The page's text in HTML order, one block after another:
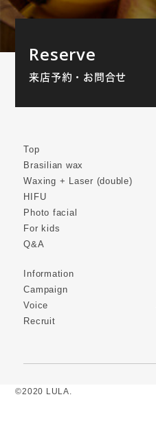
Reserve
来店予約・お問合せ
Top
Brasilian wax
Waxing + Laser (double)
HIFU
Photo facial
For kids
Q&A
Information
Campaign
Voice
Recruit
©2020 LULA.